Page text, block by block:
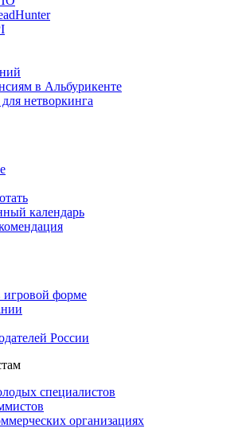
в Альбурикенте
нетворкинга
календарь
форме
России
специалистов
организациях